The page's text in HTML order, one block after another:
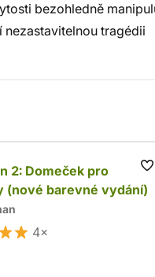
bezohledně
tragédii
2: Domeček pro
(nové barevné vydání)
4×